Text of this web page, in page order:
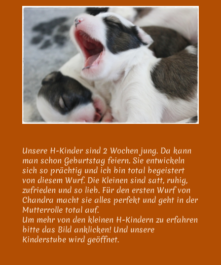
Unsere H-Kinder sind 2 Wochen jung. Da kann
man schon Geburtstag feiern. Sie entwickeln
sich so prächtig und ich bin total begeistert
von diesem Wurf. Die Kleinen sind satt, ruhig,
zufrieden und so lieb. Für den ersten Wurf von
Chandra macht sie alles perfekt und geht in der
Mutterrolle total auf.
Um mehr von den kleinen H-Kindern zu erfahren
bitte das Bild anklicken! Und unsere
Kinderstube wird geöffnet.